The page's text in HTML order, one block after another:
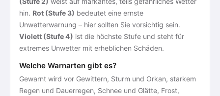
hin. Rot (Stufe 3) bedeutet eine ernste
Unwetterwarnung – hier sollten Sie vorsichtig sein.
Violett (Stufe 4) ist die höchste Stufe und steht für
extremes Unwetter mit erheblichen Schäden.
Welche Warnarten gibt es?
Gewarnt wird vor Gewittern, Sturm und Orkan, starkem
Regen und Dauerregen, Schnee und Glätte, Frost,